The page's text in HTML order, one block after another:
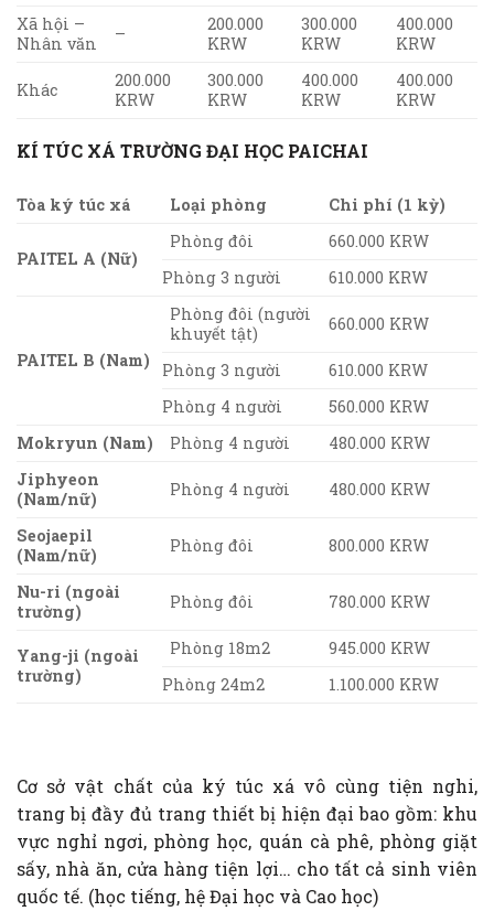
Xã hội –
Nhân văn
–
200.000
KRW
300.000
KRW
400.000
KRW
Khác
200.000
KRW
300.000
KRW
400.000
KRW
400.000
KRW
KÍ TÚC XÁ TRƯỜNG ĐẠI HỌC PAICHAI
Tòa ký túc xá Loại phòng Chi phí (1 kỳ)
PAITEL A (Nữ)
Phòng đôi
660.000 KRW
Phòng 3 người
610.000 KRW
PAITEL B (Nam)
Phòng đôi (người
khuyết tật)
660.000 KRW
Phòng 3 người
610.000 KRW
Phòng 4 người
560.000 KRW
Mokryun (Nam)
Phòng 4 người
480.000 KRW
Jiphyeon
(Nam/nữ)
Phòng 4 người 480.000 KRW
Seojaepil
(Nam/nữ)
Phòng đôi 800.000 KRW
Nu-ri (ngoài
trường)
Phòng đôi 780.000 KRW
Yang-ji (ngoài
trường)
Phòng 18m2
945.000 KRW
Phòng 24m2
1.100.000 KRW
Cơ sở vật chất của ký túc xá vô cùng tiện nghi,
trang bị đầy đủ trang thiết bị hiện đại bao gồm: khu
vực nghỉ ngơi, phòng học, quán cà phê, phòng giặt
sấy, nhà ăn, cửa hàng tiện lợi… cho tất cả sinh viên
quốc tế. (học tiếng, hệ Đại học và Cao học)